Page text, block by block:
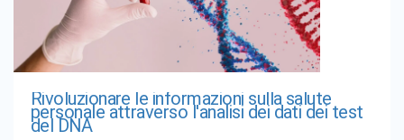
Rivoluzionare le informazioni sulla salute
personale attraverso l'analisi dei dati dei test
del DNA